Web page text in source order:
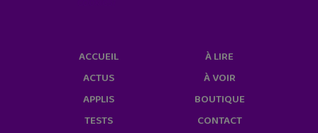
ACCUEIL
ACTUS
APPLIS
TESTS
À LIRE
À VOIR
BOUTIQUE
CONTACT